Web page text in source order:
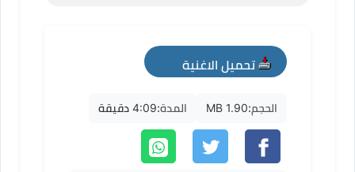
تحميل الاغنية
mp3
الحجم:1.90 MB المدة:4:09 دقيقة